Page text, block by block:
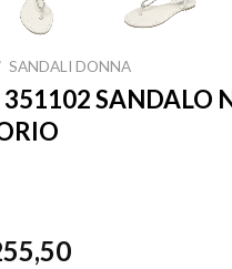
SANDALI DONNA
SANDALO